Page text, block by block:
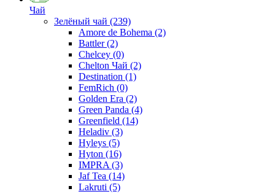
Чай
Зелёный чай (239)
Amore de Bohema (2)
Battler(2)
Chelcey (0)
Chelton Чай (2)
Destination (1)
FemRich (0)
Golden Era (2)
Green Panda (4)
Greenfield (14)
Heladiv (3)
Hyleys (5)
Hyton (16)
IMPRA (3)
Jaf Tea (14)
Lakruti (5)